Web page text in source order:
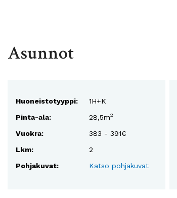
Asunnot
Huoneistotyyppi:
1H+K
Pinta-ala:
28,5m2
Vuokra:
383 - 391€
Lkm:
2
Pohjakuvat:
Katso pohjakuvat